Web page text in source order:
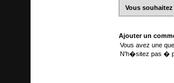
Vous
Ajouter un
Vous avez une
N'h�sitez pas �